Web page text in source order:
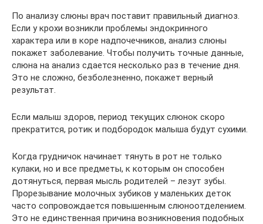
По анализу слюны врач поставит правильный диагноз.
Если у крохи возникли проблемы эндокринного
характера или в коре надпочечников, анализ слюны
покажет заболевание. Чтобы получить точные данные,
слюна на анализ сдается несколько раз в течение дня.
Это не сложно, безболезненно, покажет верный
результат.
Если малыш здоров, период текущих слюнок скоро
прекратится, ротик и подбородок малыша будут сухими.
Когда грудничок начинает тянуть в рот не только
кулаки, но и все предметы, к которым он способен
дотянуться, первая мысль родителей – лезут зубы.
Прорезывание молочных зубиков у маленьких деток
часто сопровождается повышенным слюноотделением.
Это не единственная причина возникновения подобных